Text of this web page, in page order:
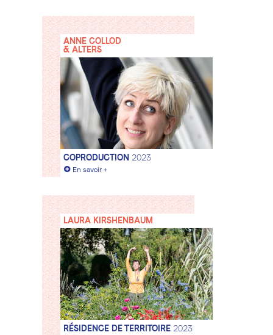
ANNE COLLOD
& ALTERS
COPRODUCTION 2023
+ En savoir +
LAURA KIRSHENBAUM
RÉSIDENCE DE TERRITOIRE 2023